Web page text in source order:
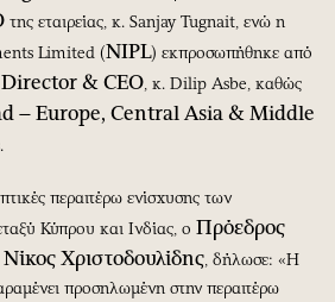
της εταιρείας, κ. Sanjay Tugnait, ενώ η
Limited (NIPL) εκπροσωπήθηκε από
& CEO, κ. Dilip Asbe, καθώς
– Europe, Central Asia & Middle
περαιτέρω ενίσχυσης των
Κύπρου και Ινδίας, ο Πρόεδρος
Χριστοδουλίδης, δήλωσε: «Η
προσηλωμένη στην περαιτέρω